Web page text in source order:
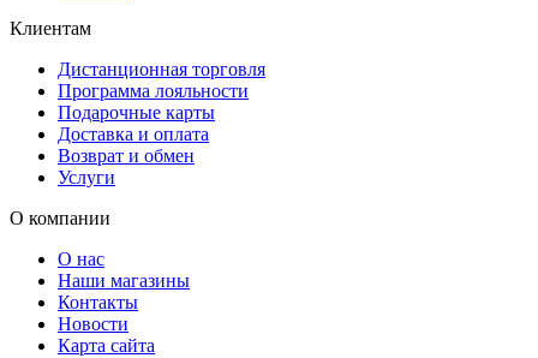
Клиентам
Дистанционная торговля
Программа лояльности
Подарочные карты
Доставка и оплата
Возврат и обмен
Услуги
О компании
О нас
Наши магазины
Контакты
Новости
Карта сайта